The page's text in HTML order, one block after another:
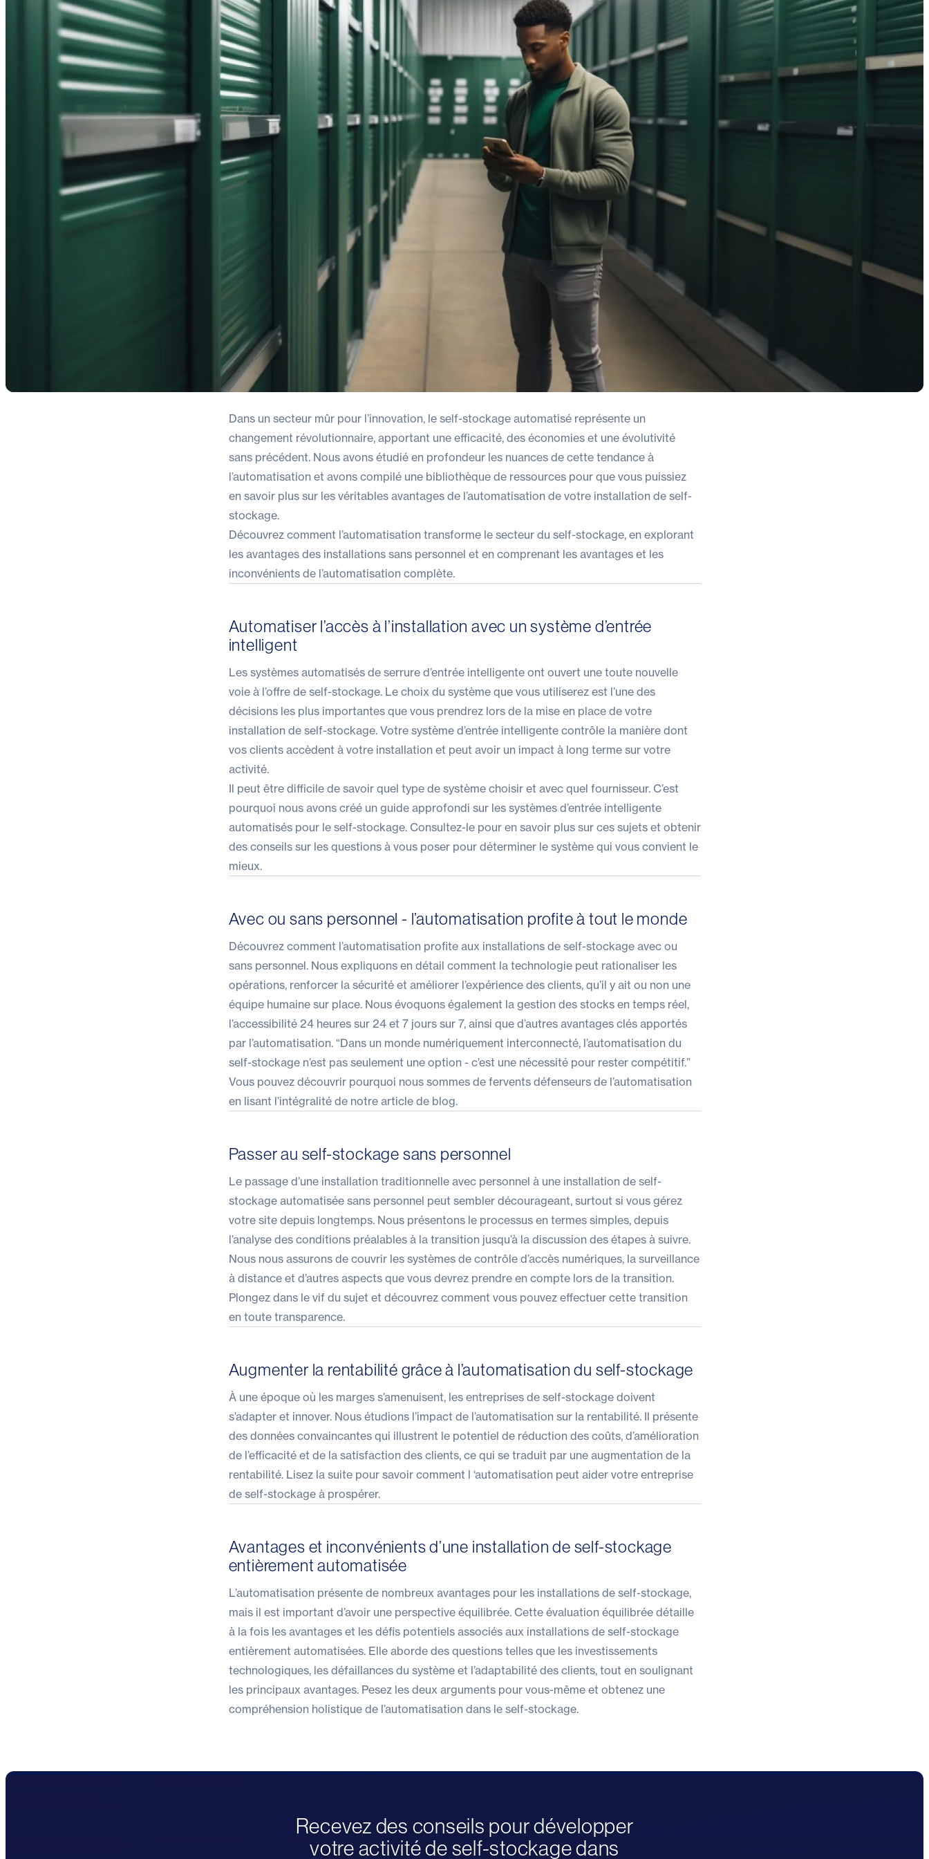
Dans un secteur mûr pour l’innovation, le self-stockage automatisé représente un
changement révolutionnaire, apportant une efficacité, des économies et une évolutivité
sans précédent. Nous avons étudié en profondeur les nuances de cette tendance à
l’automatisation et avons compilé une bibliothèque de ressources pour que vous puissiez
en savoir plus sur les véritables avantages de l’automatisation de votre installation de self-
stockage.
Découvrez comment l’automatisation transforme le secteur du self-stockage, en explorant
les avantages des installations sans personnel et en comprenant les avantages et les
inconvénients de l’automatisation complète.
Automatiser l’accès à l’installation avec un système d’entrée
intelligent
Les systèmes automatisés de serrure d’entrée intelligente ont ouvert une toute nouvelle
voie à l’offre de self-stockage. Le choix du système que vous utiliserez est l’une des
décisions les plus importantes que vous prendrez lors de la mise en place de votre
installation de self-stockage. Votre système d’entrée intelligente contrôle la manière dont
vos clients accèdent à votre installation et peut avoir un impact à long terme sur votre
activité.
Il peut être difficile de savoir quel type de système choisir et avec quel fournisseur. C’est
pourquoi nous avons créé un guide approfondi sur les systèmes d’entrée intelligente
automatisés pour le self-stockage. Consultez-le pour en savoir plus sur ces sujets et obtenir
des conseils sur les questions à vous poser pour déterminer le système qui vous convient le
mieux.
Avec ou sans personnel - l’automatisation profite à tout le monde
Découvrez comment l’automatisation profite aux installations de self-stockage avec ou
sans personnel. Nous expliquons en détail comment la technologie peut rationaliser les
opérations, renforcer la sécurité et améliorer l’expérience des clients, qu’il y ait ou non une
équipe humaine sur place. Nous évoquons également la gestion des stocks en temps réel,
l’accessibilité 24 heures sur 24 et 7 jours sur 7, ainsi que d’autres avantages clés apportés
par l’automatisation. “Dans un monde numériquement interconnecté, l’automatisation du
self-stockage n’est pas seulement une option - c’est une nécessité pour rester compétitif.”
Vous pouvez découvrir pourquoi nous sommes de fervents défenseurs de l’automatisation
en lisant l’intégralité de notre article de blog.
Passer au self-stockage sans personnel
Le passage d’une installation traditionnelle avec personnel à une installation de self-
stockage automatisée sans personnel peut sembler décourageant, surtout si vous gérez
votre site depuis longtemps. Nous présentons le processus en termes simples, depuis
l’analyse des conditions préalables à la transition jusqu’à la discussion des étapes à suivre.
Nous nous assurons de couvrir les systèmes de contrôle d’accès numériques, la surveillance
à distance et d’autres aspects que vous devrez prendre en compte lors de la transition.
Plongez dans le vif du sujet et découvrez comment vous pouvez effectuer cette transition
en toute transparence.
Augmenter la rentabilité grâce à l’automatisation du self-stockage
À une époque où les marges s’amenuisent, les entreprises de self-stockage doivent
s’adapter et innover. Nous étudions l’impact de l’automatisation sur la rentabilité. Il présente
des données convaincantes qui illustrent le potentiel de réduction des coûts, d’amélioration
de l’efficacité et de la satisfaction des clients, ce qui se traduit par une augmentation de la
rentabilité. Lisez la suite pour savoir comment l ‘automatisation peut aider votre entreprise
de self-stockage à prospérer.
Avantages et inconvénients d’une installation de self-stockage
entièrement automatisée
L’automatisation présente de nombreux avantages pour les installations de self-stockage,
mais il est important d’avoir une perspective équilibrée. Cette évaluation équilibrée détaille
à la fois les avantages et les défis potentiels associés aux installations de self-stockage
entièrement automatisées. Elle aborde des questions telles que les investissements
technologiques, les défaillances du système et l’adaptabilité des clients, tout en soulignant
les principaux avantages. Pesez les deux arguments pour vous-même et obtenez une
compréhension holistique de l’automatisation dans le self-stockage.
Recevez des conseils pour développer
votre activité de self-stockage dans